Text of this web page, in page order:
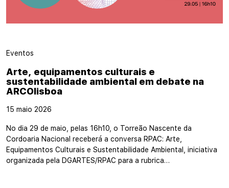
Eventos
Arte, equipamentos culturais e
sustentabilidade ambiental em debate na
ARCOlisboa
15 maio 2026
No dia 29 de maio, pelas 16h10, o Torreão Nascente da
Cordoaria Nacional receberá a conversa RPAC: Arte,
Equipamentos Culturais e Sustentabilidade Ambiental, iniciativa
organizada pela DGARTES/RPAC para a rubrica…